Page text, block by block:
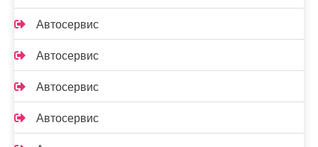
Автосервис
Автосервис
Автосервис
Автосервис